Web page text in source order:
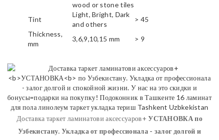
wood or stone tiles
Tint
Light, Bright, Dark
and others
> 45
Thickness,
mm
3,6,9,10,15 mm > 9
Доставка таркет ламинатови аксессуаров+УСТАНОВКАпо
Узбекистану. Укладка от профессионала - залог долгой и